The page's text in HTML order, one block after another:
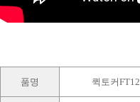
품명 퀵토커FT12